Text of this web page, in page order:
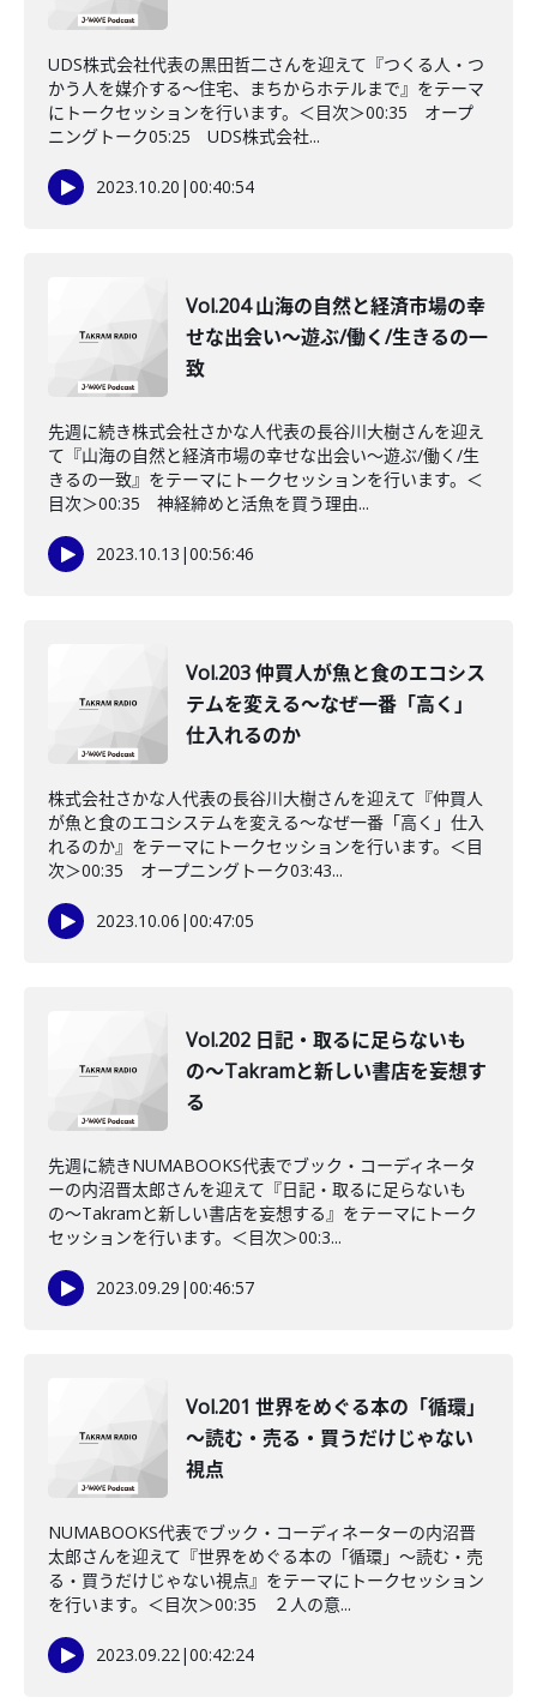
UDS株式会社代表の黒田哲二さんを迎えて『つくる人・つ
かう人を媒介する〜住宅、まちからホテルまで』をテーマ
にトークセッションを行います。＜目次＞00:35 オープ
ニングトーク05:25 UDS株式会社...
2023.10.20 |00:40:54
Vol.204 山海の自然と経済市場の幸
せな出会い〜遊ぶ/働く/生きるの一
致
先週に続き株式会社さかな人代表の長谷川大樹さんを迎え
て『山海の自然と経済市場の幸せな出会い〜遊ぶ/働く/生
きるの一致』をテーマにトークセッションを行います。＜
目次＞00:35 神経締めと活魚を買う理由...
2023.10.13 |00:56:46
Vol.203 仲買人が魚と食のエコシス
テムを変える〜なぜ一番「高く」
仕入れるのか
株式会社さかな人代表の長谷川大樹さんを迎えて『仲買人
が魚と食のエコシステムを変える〜なぜ一番「高く」仕入
れるのか』をテーマにトークセッションを行います。＜目
次＞00:35 オープニングトーク03:43...
2023.10.06 |00:47:05
Vol.202 日記・取るに足らないも
の〜Takramと新しい書店を妄想す
る
先週に続きNUMABOOKS代表でブック・コーディネータ
ーの内沼晋太郎さんを迎えて『日記・取るに足らないも
の〜Takramと新しい書店を妄想する』をテーマにトーク
セッションを行います。＜目次＞00:3...
2023.09.29 |00:46:57
Vol.201 世界をめぐる本の「循環」
～読む・売る・買うだけじゃない
視点
NUMABOOKS代表でブック・コーディネーターの内沼晋
太郎さんを迎えて『世界をめぐる本の「循環」〜読む・売
る・買うだけじゃない視点』をテーマにトークセッション
を行います。＜目次＞00:35 ２人の意...
2023.09.22|00:42:24